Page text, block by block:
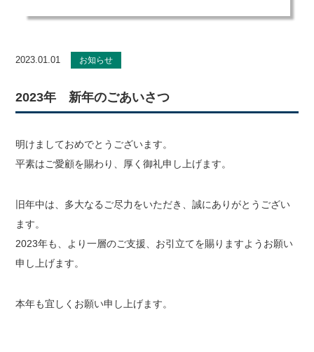
2023.01.01 お知らせ
2023年 新年のごあいさつ
明けましておめでとうございます。
平素はご愛顧を賜わり、厚く御礼申し上げます。
旧年中は、多大なるご尽力をいただき、誠にありがとうござい
ます。
2023年も、より一層のご支援、お引立てを賜りますようお願い
申し上げます。
本年も宜しくお願い申し上げます。